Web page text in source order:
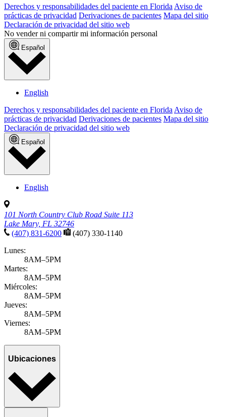
Derechos y responsabilidades del paciente en Florida Aviso de
prácticas de privacidad Derivaciones de pacientes Mapa del sitio
Declaración de privacidad del sitio web
No vender ni compartir mi información personal
Español
English
Derechos y responsabilidades del paciente en FloridaAviso de
prácticas de privacidad Derivaciones de pacientes Mapa del sitio
Declaración de privacidad del sitio web
Español
English
101 North Country Club Road Suite 113
Lake Mary, FL 32746
(407) 831-6200
(407) 330-1140
Lunes:
8AM–5PM
Martes:
8AM–5PM
Miércoles:
8AM–5PM
Jueves:
8AM–5PM
Viernes:
8AM–5PM
Ubicaciones